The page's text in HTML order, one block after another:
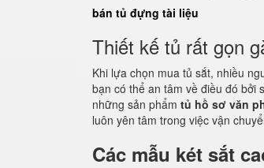
bán tủ đựng tài liệu
Thiết kế tủ rất gọn
Khi lựa chọn mua tủ sắt, nhiều
bạn có thể an tâm về điều đó bởi
những sản phẩm tủ hồ sơ văn
luôn yên tâm trong việc vận
Các mẫu két sắt